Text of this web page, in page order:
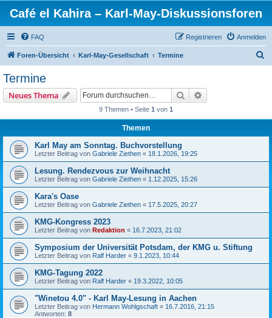
Café el Kahira – Karl-May-Diskussionsforen
FAQ Anmelden
Registrieren
Foren-Übersicht Karl-May-Gesellschaft Termine
Termine
Neues Thema Suche
9 Themen • Seite 1 von 1
Themen
Karl May am Sonntag. Buchvorstellung
Letzter Beitrag von Gabriele Ziethen « 18.1.2026, 19:25
Lesung. Rendezvous zur Weihnacht
Letzter Beitrag von Gabriele Ziethen « 1.12.2025, 15:26
Kara's Oase
Letzter Beitrag von Gabriele Ziethen « 17.5.2025, 20:27
KMG-Kongress 2023
Letzter Beitrag von Redaktion « 16.7.2023, 21:02
Symposium der Universität Potsdam, der KMG u. Stiftung
Letzter Beitrag von Ralf Harder « 9.1.2023, 10:44
KMG-Tagung 2022
Letzter Beitrag von Ralf Harder « 19.3.2022, 10:05
"Winetou 4.0" - Karl May-Lesung in Aachen
Letzter Beitrag von Hermann Wohlgschaft « 16.7.2016, 21:15
Antworten: 8